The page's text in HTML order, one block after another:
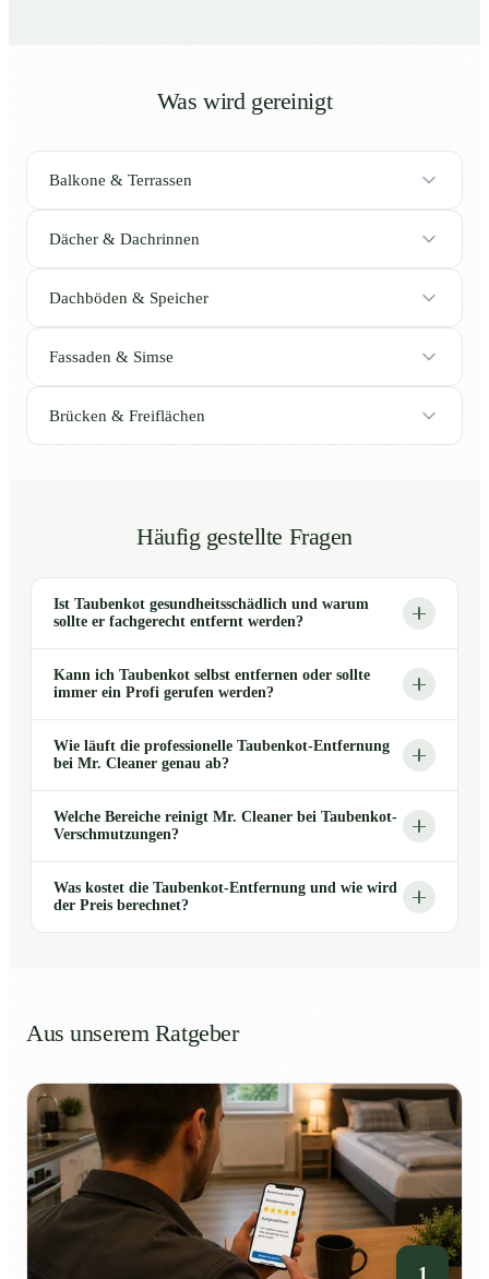
Was wird gereinigt
Balkone & Terrassen
Dächer & Dachrinnen
Dachböden & Speicher
Fassaden & Simse
Brücken & Freiflächen
Häufig gestellte Fragen
Ist Taubenkot gesundheitsschädlich und warum
sollte er fachgerecht entfernt werden?
Kann ich Taubenkot selbst entfernen oder sollte
immer ein Profi gerufen werden?
Wie läuft die professionelle Taubenkot-Entfernung
bei Mr. Cleaner genau ab?
Welche Bereiche reinigt Mr. Cleaner bei Taubenkot-
Verschmutzungen?
Was kostet die Taubenkot-Entfernung und wie wird
der Preis berechnet?
Aus unserem Ratgeber
1